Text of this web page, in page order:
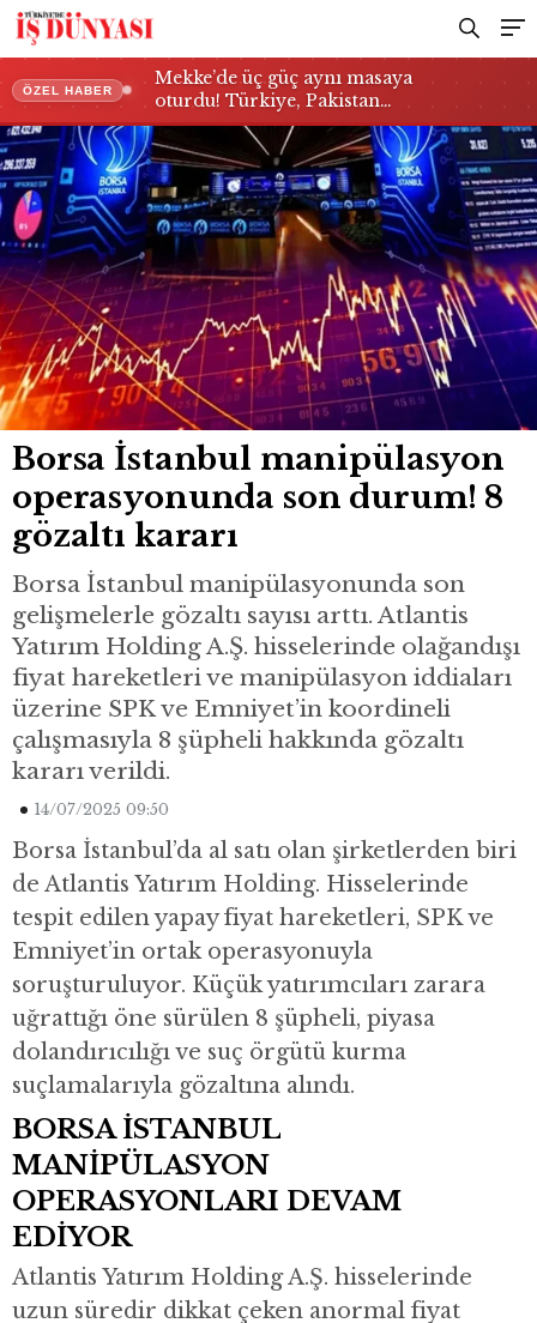
ÖZEL HABER
Mekke’de üç güç aynı masaya
oturdu! Türkiye, Pakistan…
kararı
Borsa İstanbul manipülasyon
operasyonunda son durum! 8
gözaltı kararı
Borsa İstanbul manipülasyonunda son
gelişmelerle gözaltı sayısı arttı. Atlantis
Yatırım Holding A.Ş. hisselerinde olağandışı
fiyat hareketleri ve manipülasyon iddiaları
üzerine SPK ve Emniyet’in koordineli
çalışmasıyla 8 şüpheli hakkında gözaltı
kararı verildi.
14/07/2025 09:50
Borsa İstanbul’da al satı olan şirketlerden biri
de Atlantis Yatırım Holding. Hisselerinde
tespit edilen yapay fiyat hareketleri, SPK ve
Emniyet’in ortak operasyonuyla
soruşturuluyor. Küçük yatırımcıları zarara
uğrattığı öne sürülen 8 şüpheli, piyasa
dolandırıcılığı ve suç örgütü kurma
suçlamalarıyla gözaltına alındı.
BORSA İSTANBUL
MANİPÜLASYON
OPERASYONLARI DEVAM
EDİYOR
Atlantis Yatırım Holding A.Ş. hisselerinde
uzun süredir dikkat çeken anormal fiyat